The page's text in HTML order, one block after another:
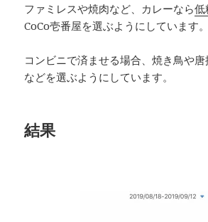
ファミレスや焼肉など、カレーなら低
CoCo壱番屋を選ぶようにしています。
コンビニで済ませる場合、焼き鳥や
などを選ぶようにしています。
結果